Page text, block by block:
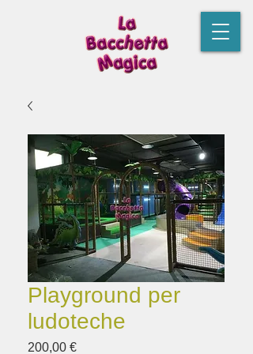
Playground per
ludoteche
200,00 €Prezzo